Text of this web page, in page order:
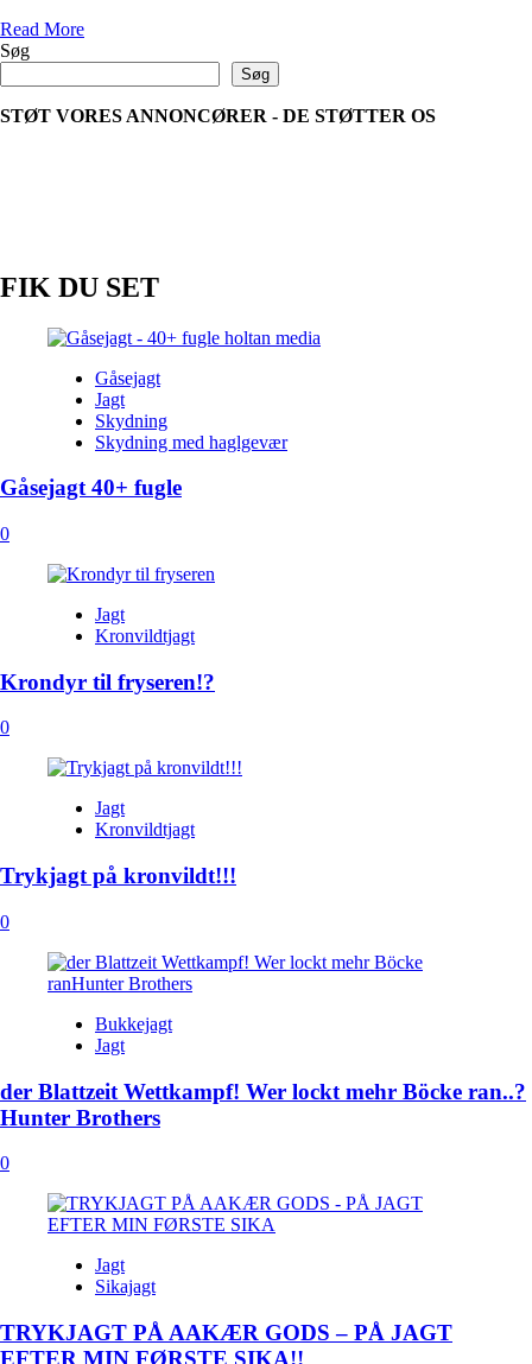
Read MoreRead
Jagten
på
Søg
Søg
STØT VORES ANNONCØRER - DE STØTTER OS
FIK DU SET
Gåsejagt
Jagt
Skydning
Skydning med haglgevær
Gåsejagt 40+ fugle
0
Jagt
Kronvildtjagt
Krondyr til fryseren!?
0
Jagt
Kronvildtjagt
Trykjagt på kronvildt!!!
0
Bukkejagt
Jagt
der Blattzeit Wettkampf! Wer lockt mehr Böcke ran..?
Hunter Brothers
0
Jagt
Sikajagt
TRYKJAGT PÅ AAKÆR GODS – PÅ JAGT
EFTER MIN FØRSTE SIKA!!